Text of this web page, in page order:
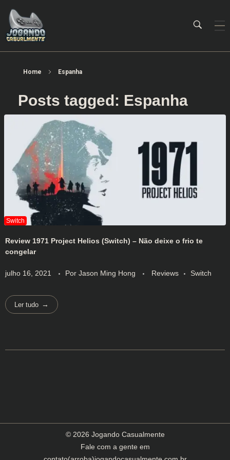
Home Espanha
Posts tagged: Espanha
Review 1971 Project Helios (Switch) – Não deixe o frio te
congelar
julho 16, 2021 Por Jason Ming Hong Reviews Switch
Ler tudo
© 2026 Jogando Casualmente
Fale com a gente em